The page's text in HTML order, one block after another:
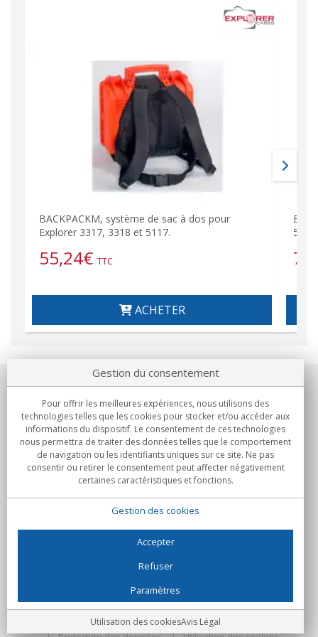
BACKPACKM, système de sac à dos pour
Explorer 3317, 3318 et 5117.
55,24€ TTC
ACHETER
Notre société
Engagements
Achats
C/Flassaders, 13, Nave 6, 08130 Santa Perpètua de Mogoda
(Barcelone) - Espagne
Folie Numérique - Tous droits réservés
Gestion du consentement
Pour offrir les meilleures expériences, nous utilisons des
technologies telles que les cookies pour stocker et/ou accéder aux
informations du dispositif. Le consentement de ces technologies
nous permettra de traiter des données telles que le comportement
de navigation ou les identifiants uniques sur ce site. Ne pas
consentir ou retirer le consentement peut affecter négativement
certaines caractéristiques et fonctions.
Gestion des cookies
Accepter
Refuser
Paramètres
Utilisation des cookiesAvis Légal